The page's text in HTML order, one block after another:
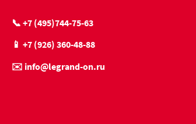
📞 +7 (495)744-75-63
📱 +7 (926) 360-48-88
✉️ info@legrand-on.ru